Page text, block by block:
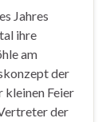
Jahres
ihre
am
der
kleinen Feier
der